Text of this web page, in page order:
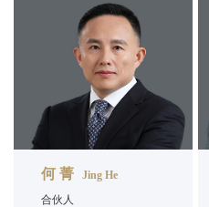
何 菁
Jing He
合伙人